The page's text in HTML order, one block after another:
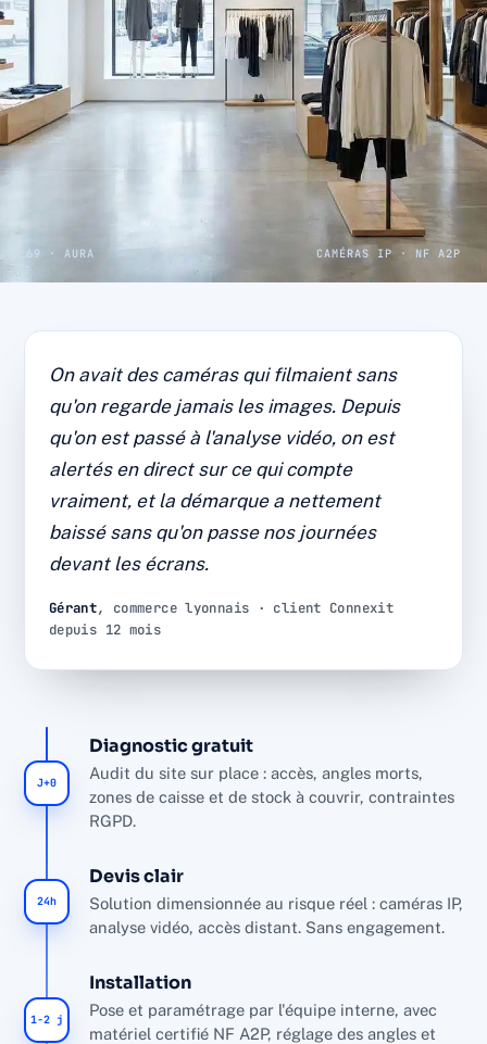
69 · AURA CAMÉRAS IP · NF A2P
Commerce : démarque
inconnue divisée par deux
après la pose des caméras
Caméras IP, analyse vidéo et accès distant.
Diagnostic, installation et SAV par l'équipe interne
Connexit, sans sous-traitance, dans le respect du
RGPD.
÷2 12 mois
~90% NF A2P
On avait des caméras qui filmaient sans
qu'on regarde jamais les images. Depuis
qu'on est passé à l'analyse vidéo, on est
alertés en direct sur ce qui compte
vraiment, et la démarque a nettement
baissé sans qu'on passe nos journées
devant les écrans.
Gérant, commerce lyonnais · client Connexit
depuis 12 mois
J+0
Diagnostic gratuit
Audit du site sur place : accès, angles morts,
zones de caisse et de stock à couvrir, contraintes
RGPD.
24h
Devis clair
Solution dimensionnée au risque réel : caméras IP,
analyse vidéo, accès distant. Sans engagement.
1-2 j
Installation
Pose et paramétrage par l'équipe interne, avec
matériel certifié NF A2P, réglage des angles et